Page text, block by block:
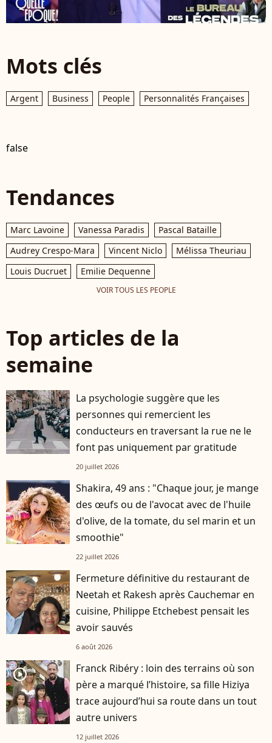
Mots clés
Argent Business People Personnalités Françaises
false
Tendances
Marc Lavoine Vanessa Paradis
Pascal Bataille
Audrey Crespo-Mara
Vincent Niclo
Mélissa Theuriau
Louis Ducruet
Emilie Dequenne
VOIR TOUS LES PEOPLE
Top articles de la
semaine
La psychologie suggère que les
personnes qui remercient les
conducteurs en traversant la rue ne le
font pas uniquement par gratitude
20 juillet 2026
Shakira, 49 ans : "Chaque jour, je mange
des œufs ou de l'avocat avec de l'huile
d'olive, de la tomate, du sel marin et un
smoothie"
22 juillet 2026
Fermeture définitive du restaurant de
Neetah et Rakesh après Cauchemar en
cuisine, Philippe Etchebest pensait les
avoir sauvés
6 août 2026
player2
Franck Ribéry : loin des terrains où son
père a marqué l’histoire, sa fille Hiziya
trace aujourd’hui sa route dans un tout
autre univers
12 juillet 2026